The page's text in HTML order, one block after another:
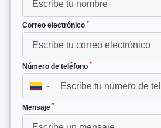
Correo electrónico *
Número de teléfono *
▼
Mensaje *